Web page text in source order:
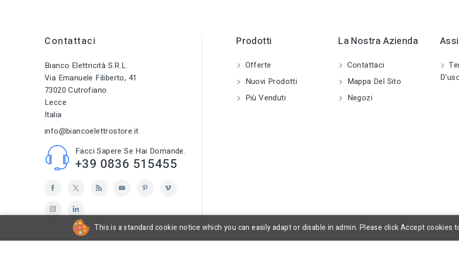
Contattaci
Bianco Elettricità S.r.l.
Via Emanuele Filiberto, 41
73020 Cutrofiano
Lecce
Italia
info@biancoelettrostore.it
Facci Sapere Se Hai Domande.
+39 0836 515455
Prodotti
Offerte
Nuovi Prodotti
Più Venduti
La Nostra Azienda
Contattaci
Mappa Del Sito
Negozi
This is a standard cookie notice which you can easily adapt or disable in admin. Please click Accept cookies